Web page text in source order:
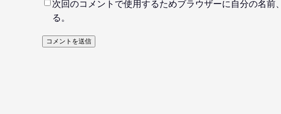
次回のコメントで使用するためブラウザーに自分の名前
る。